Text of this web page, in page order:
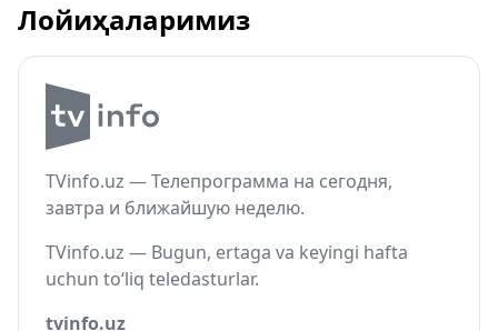
Лойиҳаларимиз
TVinfo.uz — Телепрограмма на сегодня,
завтра и ближайшую неделю.
TVinfo.uz — Bugun, ertaga va keyingi hafta
uchun to‘liq teledasturlar.
tvinfo.uz